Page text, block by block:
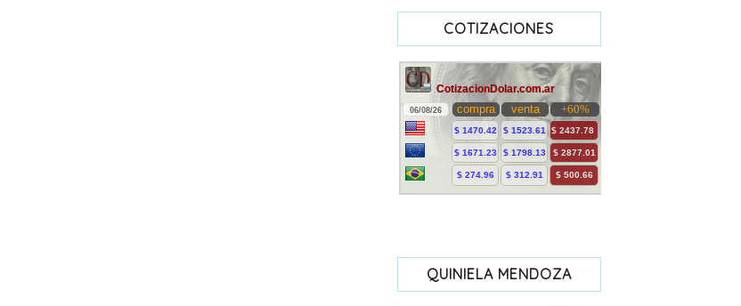
COTIZACIONES
QUINIELA MENDOZA